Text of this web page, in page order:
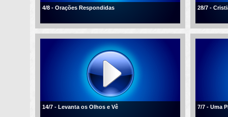
4/8 - Orações Respondidas 28/7 -
14/7 - Levanta os Olhos e Vê 7/7 - Uma